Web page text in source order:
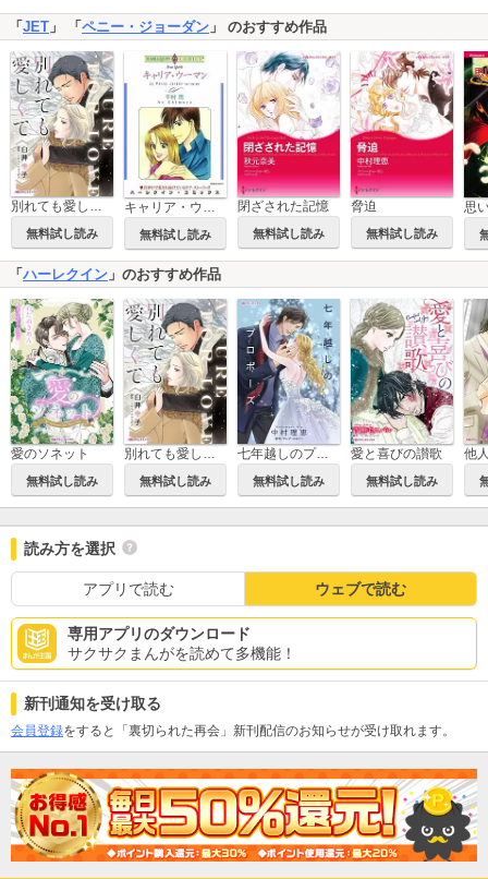
「 JET 」 「 ペニー・ジョーダン 」 のおすすめ作品
別れても愛しくて
無料試し読み 無料試し読み
閉ざされた記憶
無料試し読み
脅迫
無料試し読み
「ハーレクイン 」のおすすめ作品
愛のソネット
無料試し読み 無料試し読み
七年越しのプロポーズ
無料試し読み
愛と喜びの讃歌
無料試し読み
他
読み方を選択
アプリで読む ウェブで読む
専用アプリのダウンロード
サクサクまんがを読めて多機能！
新刊通知を受け取る
会員登録をすると「裏切られた再会」新刊配信のお知らせが受け取れます。